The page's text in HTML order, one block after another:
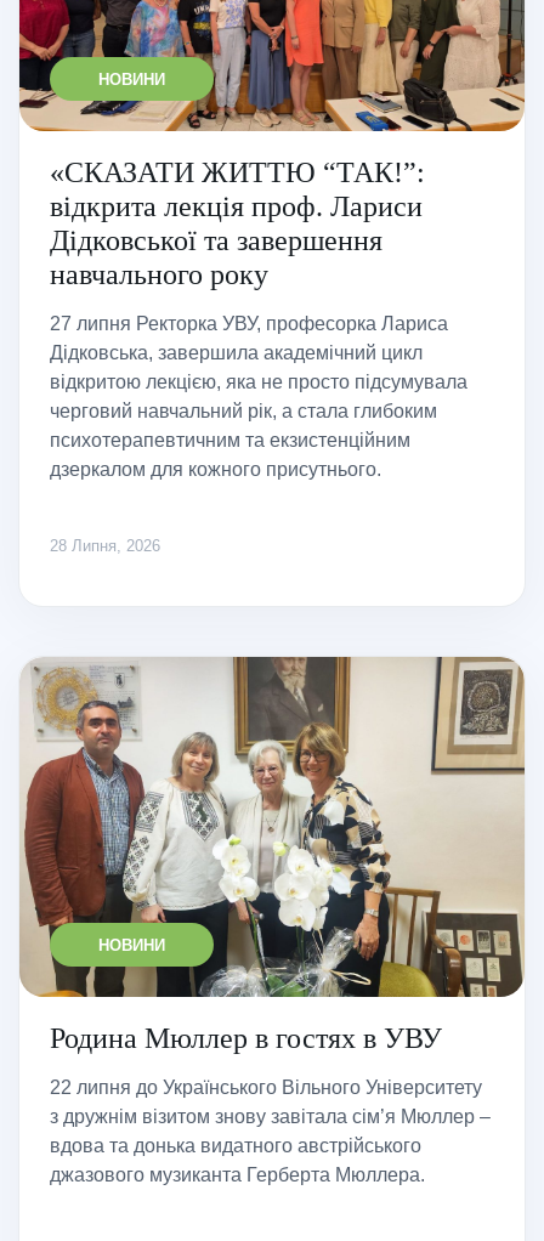
НОВИНИ
«СКАЗАТИ ЖИТТЮ “ТАК!”:
відкрита лекція проф. Лариси
Дідковської та завершення
навчального року
27 липня Ректорка УВУ, професорка Лариса
Дідковська, завершила академічний цикл
відкритою лекцією, яка не просто підсумувала
черговий навчальний рік, а стала глибоким
психотерапевтичним та екзистенційним
дзеркалом для кожного присутнього.
28 Липня, 2026
НОВИНИ
Родина Мюллер в гостях в УВУ
22 липня до Українського Вільного Університету
з дружнім візитом знову завітала сім’я Мюллер –
вдова та донька видатного австрійського
джазового музиканта Герберта Мюллера.